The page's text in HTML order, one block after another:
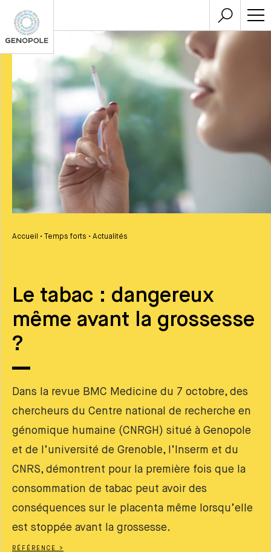
Accueil • Temps forts • Actualités
Le tabac : dangereux
même avant la grossesse
?
Dans la revue BMC Medicine du 7 octobre, des
chercheurs du Centre national de recherche en
génomique humaine (CNRGH) situé à Genopole
et de l’université de Grenoble, l’Inserm et du
CNRS, démontrent pour la première fois que la
consommation de tabac peut avoir des
conséquences sur le placenta même lorsqu’elle
est stoppée avant la grossesse.
RÉFÉRENCE >